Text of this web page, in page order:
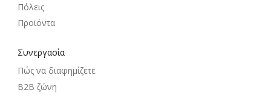
Πόλεις
Προϊόντα
Συνεργασία
Πώς να διαφημίζετε
B2B ζώνη